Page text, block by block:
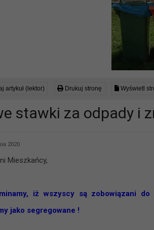
artykuł (lektor) Drukuj stronę Wyświetl
stawki za odpady i
2020
Mieszkańcy,
iż wszyscy są zobowiązani
jako segregowane !